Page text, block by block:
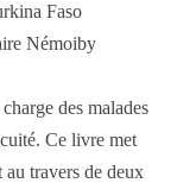
Faso
Némoiby
des malades
Ce livre met
au travers de deux